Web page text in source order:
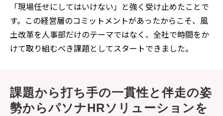
「現場任せにしてはいけない」と強く受け止めたことで
す。この経営層のコミットメントがあったからこそ、風
土改革を人事部だけのテーマではなく、全社で時間をか
けて取り組むべき課題としてスタートできました。
課題から打ち手の一貫性と伴走の姿
勢からパソナHRソリューションを